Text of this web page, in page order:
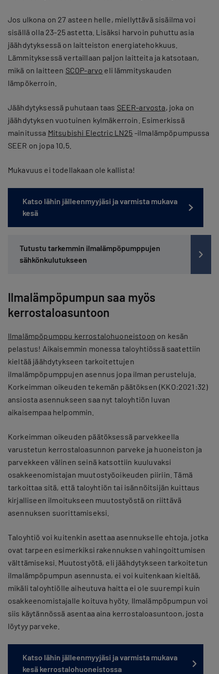
Jos ulkona on 27 asteen helle, miellyttävä sisäilma voi
sisällä olla 23-25 astetta. Lisäksi harvoin puhuttu asia
jäähdytyksessä on laitteiston energiatehokkuus.
Lämmityksessä vertaillaan paljon laitteita ja katsotaan,
mikä on laitteen SCOP-arvo eli lämmityskauden
lämpökerroin.
Jäähdytyksessä puhutaan taas SEER-arvosta, joka on
jäähdytyksen vuotuinen kylmäkerroin. Esimerkissä
mainitussa Mitsubishi Electric LN25 -ilmalämpöpumpussa
SEER on jopa 10,5.
Mukavuus ei todellakaan ole kallista!
Katso lähin jälleenmyyjäsi ja varmista mukava
kesä
Tutustu tarkemmin ilmalämpöpumppujen
sähkönkulutukseen
Ilmalämpöpumpun saa myös
kerrostaloasuntoon
Ilmalämpöpumppu kerrostalohuoneistoon on kesän
pelastus! Aikaisemmin monessa taloyhtiössä saatettiin
kieltää jäähdytykseen tarkoitettujen
ilmalämpöpumppujen asennus jopa ilman perusteluja.
Korkeimman oikeuden tekemän päätöksen (KKO:2021:32)
ansiosta asennukseen saa nyt taloyhtiön luvan
aikaisempaa helpommin.
Korkeimman oikeuden päätöksessä parvekkeella
varustetun kerrostaloasunnon parveke ja huoneiston ja
parvekkeen välinen seinä katsottiin kuuluvaksi
osakkeenomistajan muutostyöoikeuden piiriin. Tämä
tarkoittaa sitä, että taloyhtiön tai isännöitsijän kuittaus
kirjalliseen ilmoitukseen muutostyöstä on riittävä
asennuksen suorittamiseksi.
Taloyhtiö voi kuitenkin asettaa asennukselle ehtoja, jotka
ovat tarpeen esimerkiksi rakennuksen vahingoittumisen
välttämiseksi. Muutostyötä, eli jäähdytykseen tarkoitetun
ilmalämpöpumpun asennusta, ei voi kuitenkaan kieltää,
mikäli taloyhtiölle aiheutuva haitta ei ole suurempi kuin
osakkeenomistajalle koituva hyöty. Ilmalämpöpumpun voi
siis käytännössä asentaa aina kerrostaloasuntoon, josta
löytyy parveke.
Katso lähin jälleenmyyjäsi ja varmista mukava
kesä kerrostalohuoneistossa